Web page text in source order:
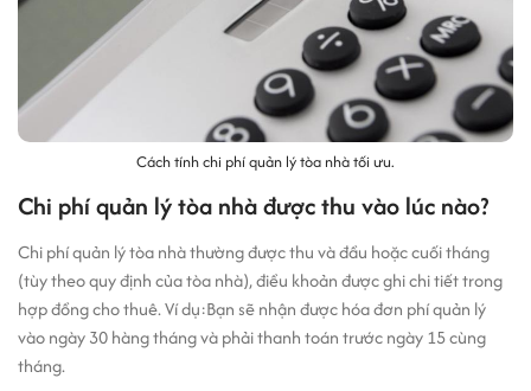
Cách tính chi phí quản lý tòa nhà tối ưu.
Chi phí quản lý tòa nhà được thu vào lúc nào?
Chi phí quản lý tòa nhà thường được thu và đầu hoặc cuối tháng
(tùy theo quy định của tòa nhà), điều khoản được ghi chi tiết trong
hợp đồng cho thuê. Ví dụ:Bạn sẽ nhận được hóa đơn phí quản lý
vào ngày 30 hàng tháng và phải thanh toán trước ngày 15 cùng
tháng.